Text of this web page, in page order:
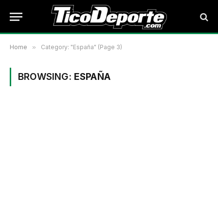
Home » Category: "España" (Page 3)
BROWSING: ESPAÑA